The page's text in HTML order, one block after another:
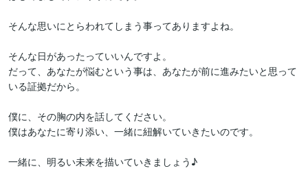
そんな思いにとらわれてしまう事ってありますよね。
そんな日があったっていいんですよ。
だって、あなたが悩むという事は、あなたが前に進みたいと思って
いる証拠だから。
僕に、その胸の内を話してください。
僕はあなたに寄り添い、一緒に紐解いていきたいのです。
一緒に、明るい未来を描いていきましょう♪